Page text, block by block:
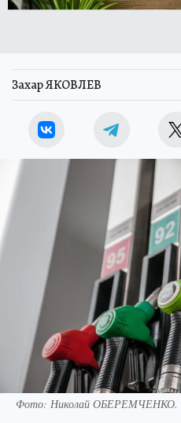
Захар ЯКОВЛЕВ
Фото: Николай ОБЕРЕМЧЕНКО.